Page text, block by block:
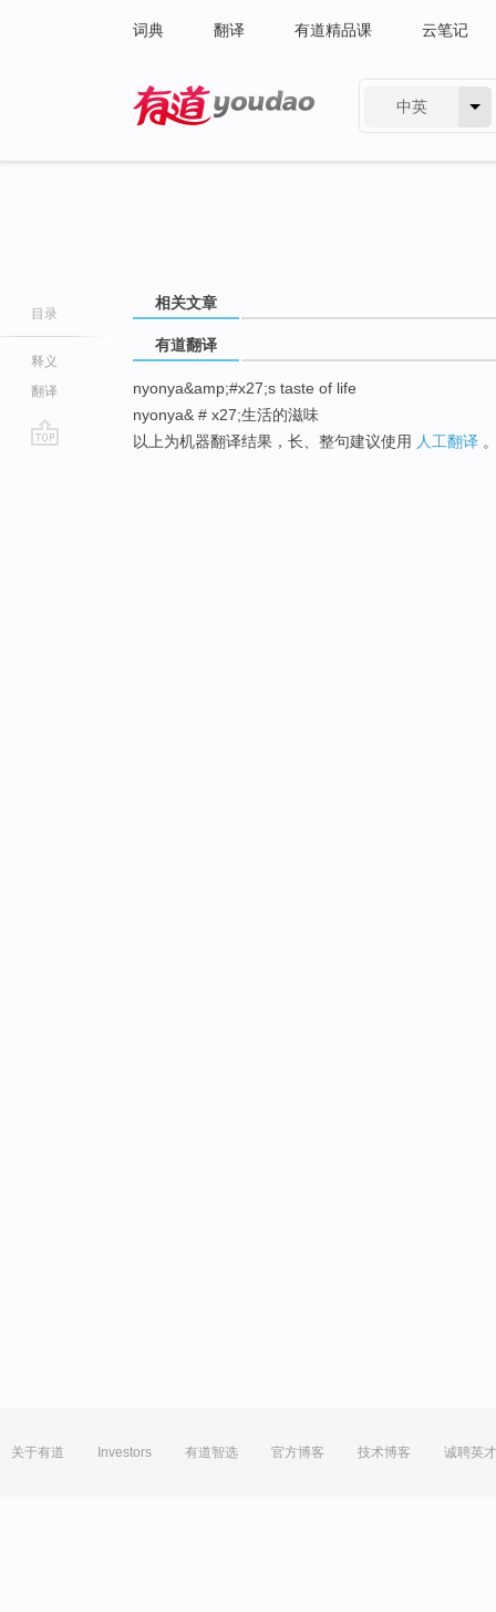
词典 翻译 有道精品课 云笔记
中英
目录
释义
翻译
相关文章
有道翻译
nyonya&amp;#x27;s taste of life
nyonya& # x27;生活的滋味
以上为机器翻译结果，长、整句建议使用 人工翻译
关于有道 Investors 有道智选 官方博客 技术博客 诚聘英才